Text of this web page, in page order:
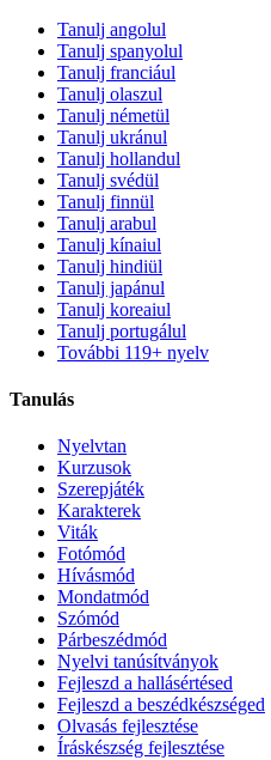
Tanulj angolul
Tanulj spanyolul
Tanulj franciául
Tanulj olaszul
Tanulj németül
Tanulj ukránul
Tanulj hollandul
Tanulj svédül
Tanulj finnül
Tanulj arabul
Tanulj kínaiul
Tanulj hindiül
Tanulj japánul
Tanulj koreaiul
Tanulj portugálul
További 119+ nyelv
Tanulás
Nyelvtan
Kurzusok
Szerepjáték
Karakterek
Viták
Fotómód
Hívásmód
Mondatmód
Szómód
Párbeszédmód
Nyelvi tanúsítványok
Fejleszd a hallásértésed
Fejleszd a beszédkészséged
Olvasás fejlesztése
Íráskészség fejlesztése